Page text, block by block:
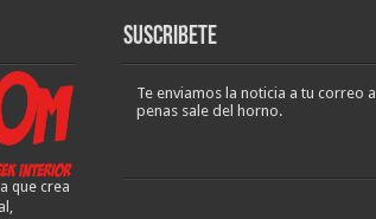
que crea
Suscribete
Te enviamos la noticia a tu correo a
penas sale del horno.